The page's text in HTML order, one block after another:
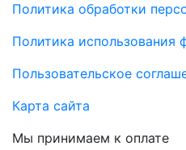
Политика обработки
Политика использования
Пользовательское
Карта сайта
Мы принимаем к оплате